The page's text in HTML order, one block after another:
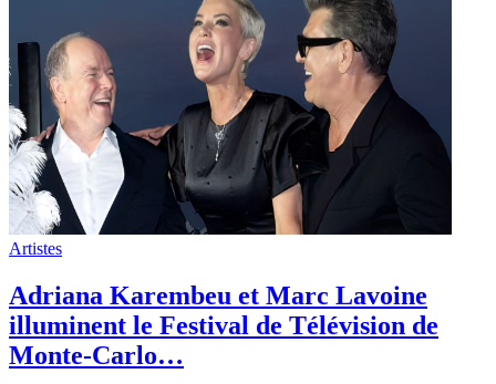
Artistes
Adriana Karembeu et Marc Lavoine
illuminent le Festival de Télévision de
Monte-Carlo…